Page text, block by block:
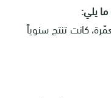
يلي:
67 شجرة زيتون منها 30 معمّرة، كانت تنتج سنوياً